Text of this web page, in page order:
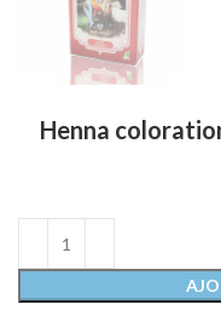
Henna